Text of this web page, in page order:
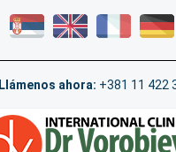
Llámenos ahora: +381 11 422